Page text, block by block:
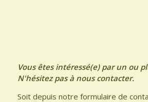
Vous êtes intéressé(e) par un ou
N'hésitez pas à nous contacter.
Soit depuis notre formulaire de